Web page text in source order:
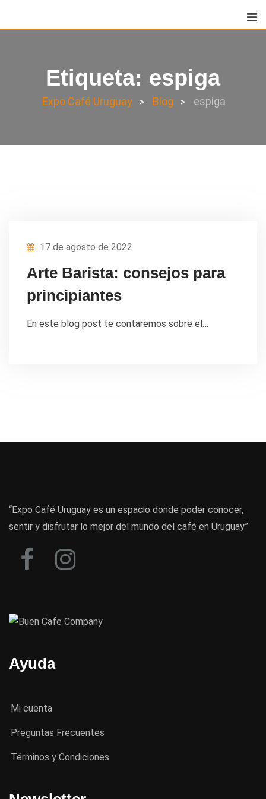
Etiqueta: espiga
Expo Café Uruguay > Blog > espiga
17 de agosto de 2022
Arte Barista: consejos para
principiantes
En este blog post te contaremos sobre el…
“Expo Café Uruguay es un espacio donde poder conocer,
sentir y disfrutar lo mejor del mundo del café en Uruguay”
Ayuda
Mi cuenta
Preguntas Frecuentes
Términos y Condiciones